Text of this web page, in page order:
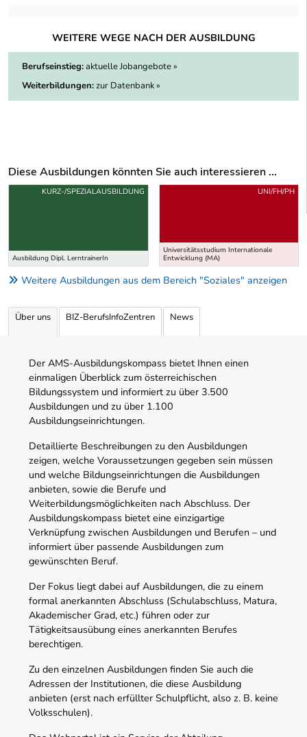
WEITERE WEGE NACH DER AUSBILDUNG
Berufseinstieg:aktuelle Jobangebote »
Weiterbildungen:zur Datenbank »
Diese Ausbildungen könnten Sie auch interessieren ...
Uber weitere Ausbildungsvorschläge
Ausbildung Dipl. LerntrainerIn
KURZ-/SPEZIALAUSBILDUNG
Universitätsstudium Internationale
Entwicklung (MA)
UNI/FH/PH
Weitere Ausbildungen aus dem Bereich "Soziales" anzeigen
Über uns BIZ-BerufsInfoZentren News
Der AMS-Ausbildungskompass bietet Ihnen einen
einmaligen Überblick zum österreichischen
Bildungssystem und informiert zu über 3.500
Ausbildungen und zu über 1.100
Ausbildungseinrichtungen.
Detaillierte Beschreibungen zu den Ausbildungen
zeigen, welche Voraussetzungen gegeben sein müssen
und welche Bildungseinrichtungen die Ausbildungen
anbieten, sowie die Berufe und
Weiterbildungsmöglichkeiten nach Abschluss. Der
Ausbildungskompass bietet eine einzigartige
Verknüpfung zwischen Ausbildungen und Berufen – und
informiert über passende Ausbildungen zum
gewünschten Beruf.
Der Fokus liegt dabei auf Ausbildungen, die zu einem
formal anerkannten Abschluss (Schulabschluss, Matura,
Akademischer Grad, etc.) führen oder zur
Tätigkeitsausübung eines anerkannten Berufes
berechtigen.
Zu den einzelnen Ausbildungen finden Sie auch die
Adressen der Institutionen, die diese Ausbildung
anbieten (erst nach erfüllter Schulpflicht, also z. B. keine
Volksschulen).